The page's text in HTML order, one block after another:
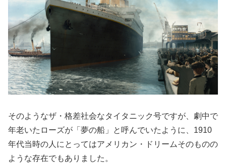
そのようなザ・格差社会なタイタニック号ですが、劇中で
年老いたローズが「夢の船」と呼んでいたように、1910
年代当時の人にとってはアメリカン・ドリームそのものの
ような存在でもありました。